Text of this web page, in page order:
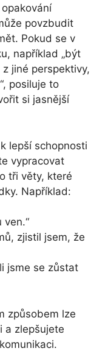
povzbudit
Pokud se v
například „být
jiné perspektivy,
posiluje to
si jasnější
lepší schopnosti
vypracovat
tři věty, které
Například:
ven.“
zjistil jsem, že
jsme se zůstat
způsobem lze
a zlepšujete